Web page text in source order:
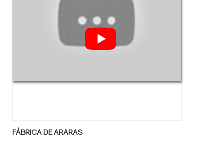
FÁBRICA DE ARARAS